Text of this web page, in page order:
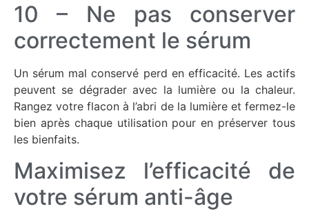
10 – Ne pas conserver
correctement le sérum
Un sérum mal conservé perd en efficacité. Les actifs
peuvent se dégrader avec la lumière ou la chaleur.
Rangez votre flacon à l’abri de la lumière et fermez-le
bien après chaque utilisation pour en préserver tous
les bienfaits.
Maximisez l’efficacité de
votre sérum anti-âge